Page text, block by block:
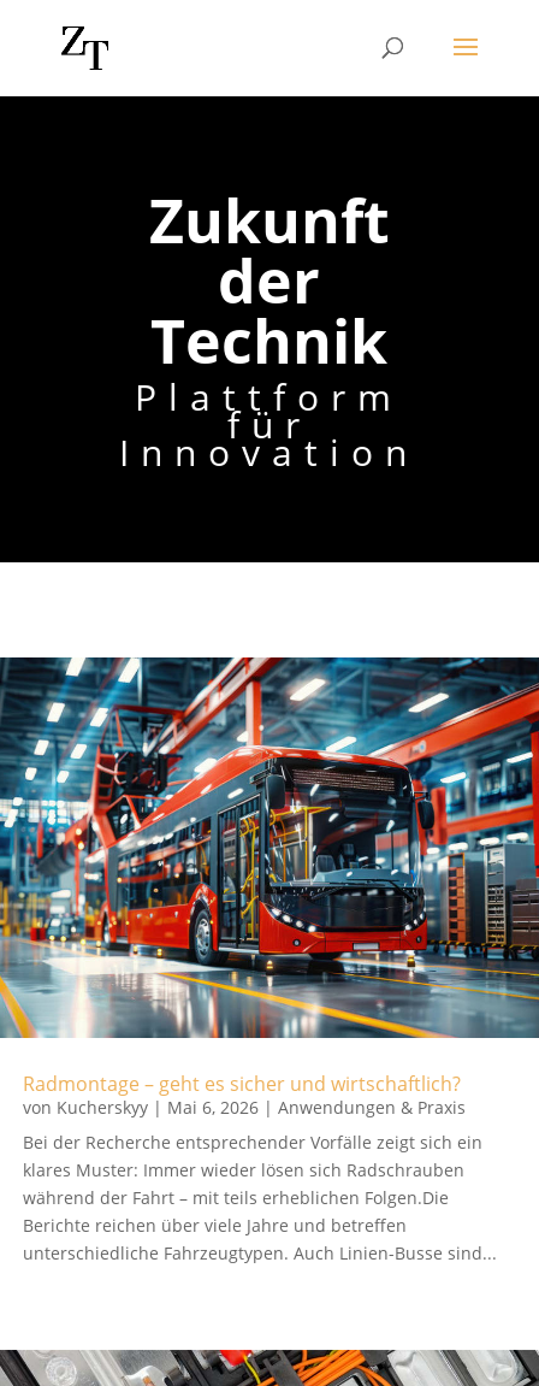
Zukunft
der
Technik
Plattform
für
Innovation
Radmontage – geht es sicher und wirtschaftlich?
von Kucherskyy | Mai 6, 2026 | Anwendungen & Praxis
Bei der Recherche entsprechender Vorfälle zeigt sich ein
klares Muster: Immer wieder lösen sich Radschrauben
während der Fahrt – mit teils erheblichen Folgen.Die
Berichte reichen über viele Jahre und betreffen
unterschiedliche Fahrzeugtypen. Auch Linien-Busse sind...